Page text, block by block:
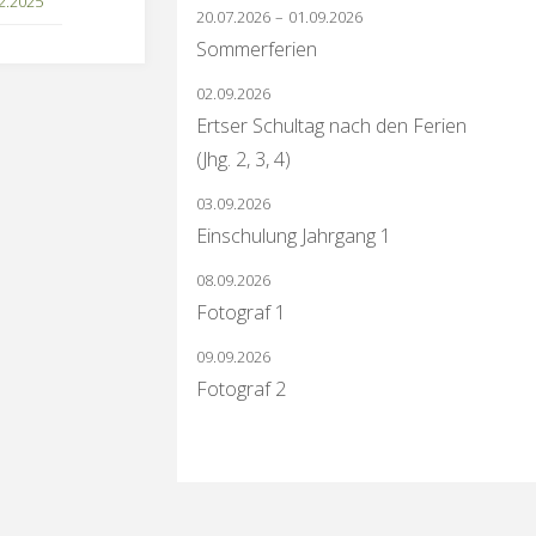
20.07.2026 – 01.09.2026
Sommerferien
02.09.2026
Ertser Schultag nach den Ferien
(Jhg. 2, 3, 4)
03.09.2026
Einschulung Jahrgang 1
08.09.2026
Fotograf 1
09.09.2026
Fotograf 2